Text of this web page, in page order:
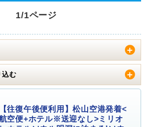
1/1ページ
込む
【往復午後便利用】松山空港発着<
空便+ホテル※送迎なし>ミリオ